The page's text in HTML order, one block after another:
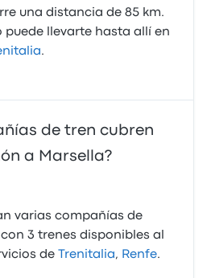
una distancia de 85 km.
puede llevarte hasta allí en
.
de tren cubren
a Marsella?
varias compañías de
3 trenes disponibles al
de
Trenitalia, Renfe.